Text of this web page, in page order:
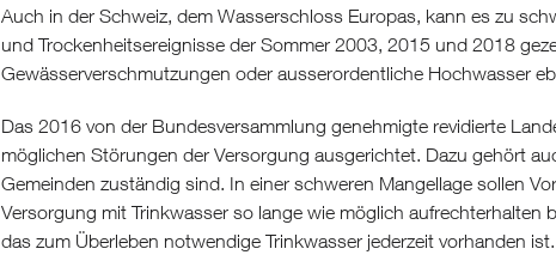
Auch in der Schweiz, dem Wasserschloss Europas, kann es zu
und Trockenheitsereignisse der Sommer 2003, 2015 und 2018
Gewässerverschmutzungen oder ausserordentliche Hochwasser
Das 2016 von der Bundesversammlung genehmigte revidierte
möglichen Störungen der Versorgung ausgerichtet. Dazu gehört
Gemeinden zuständig sind. In einer schweren Mangellage sollen
Versorgung mit Trinkwasser so lange wie möglich
das zum Überleben notwendige Trinkwasser jederzeit vorhanden ist.